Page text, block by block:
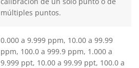
múltiples puntos.
0.000 a 9.999 ppm, 10.00 a 99.99
ppm, 100.0 a 999.9 ppm, 1.000 a
9.999 ppt, 10.00 a 99.99 ppt, 100.0 a